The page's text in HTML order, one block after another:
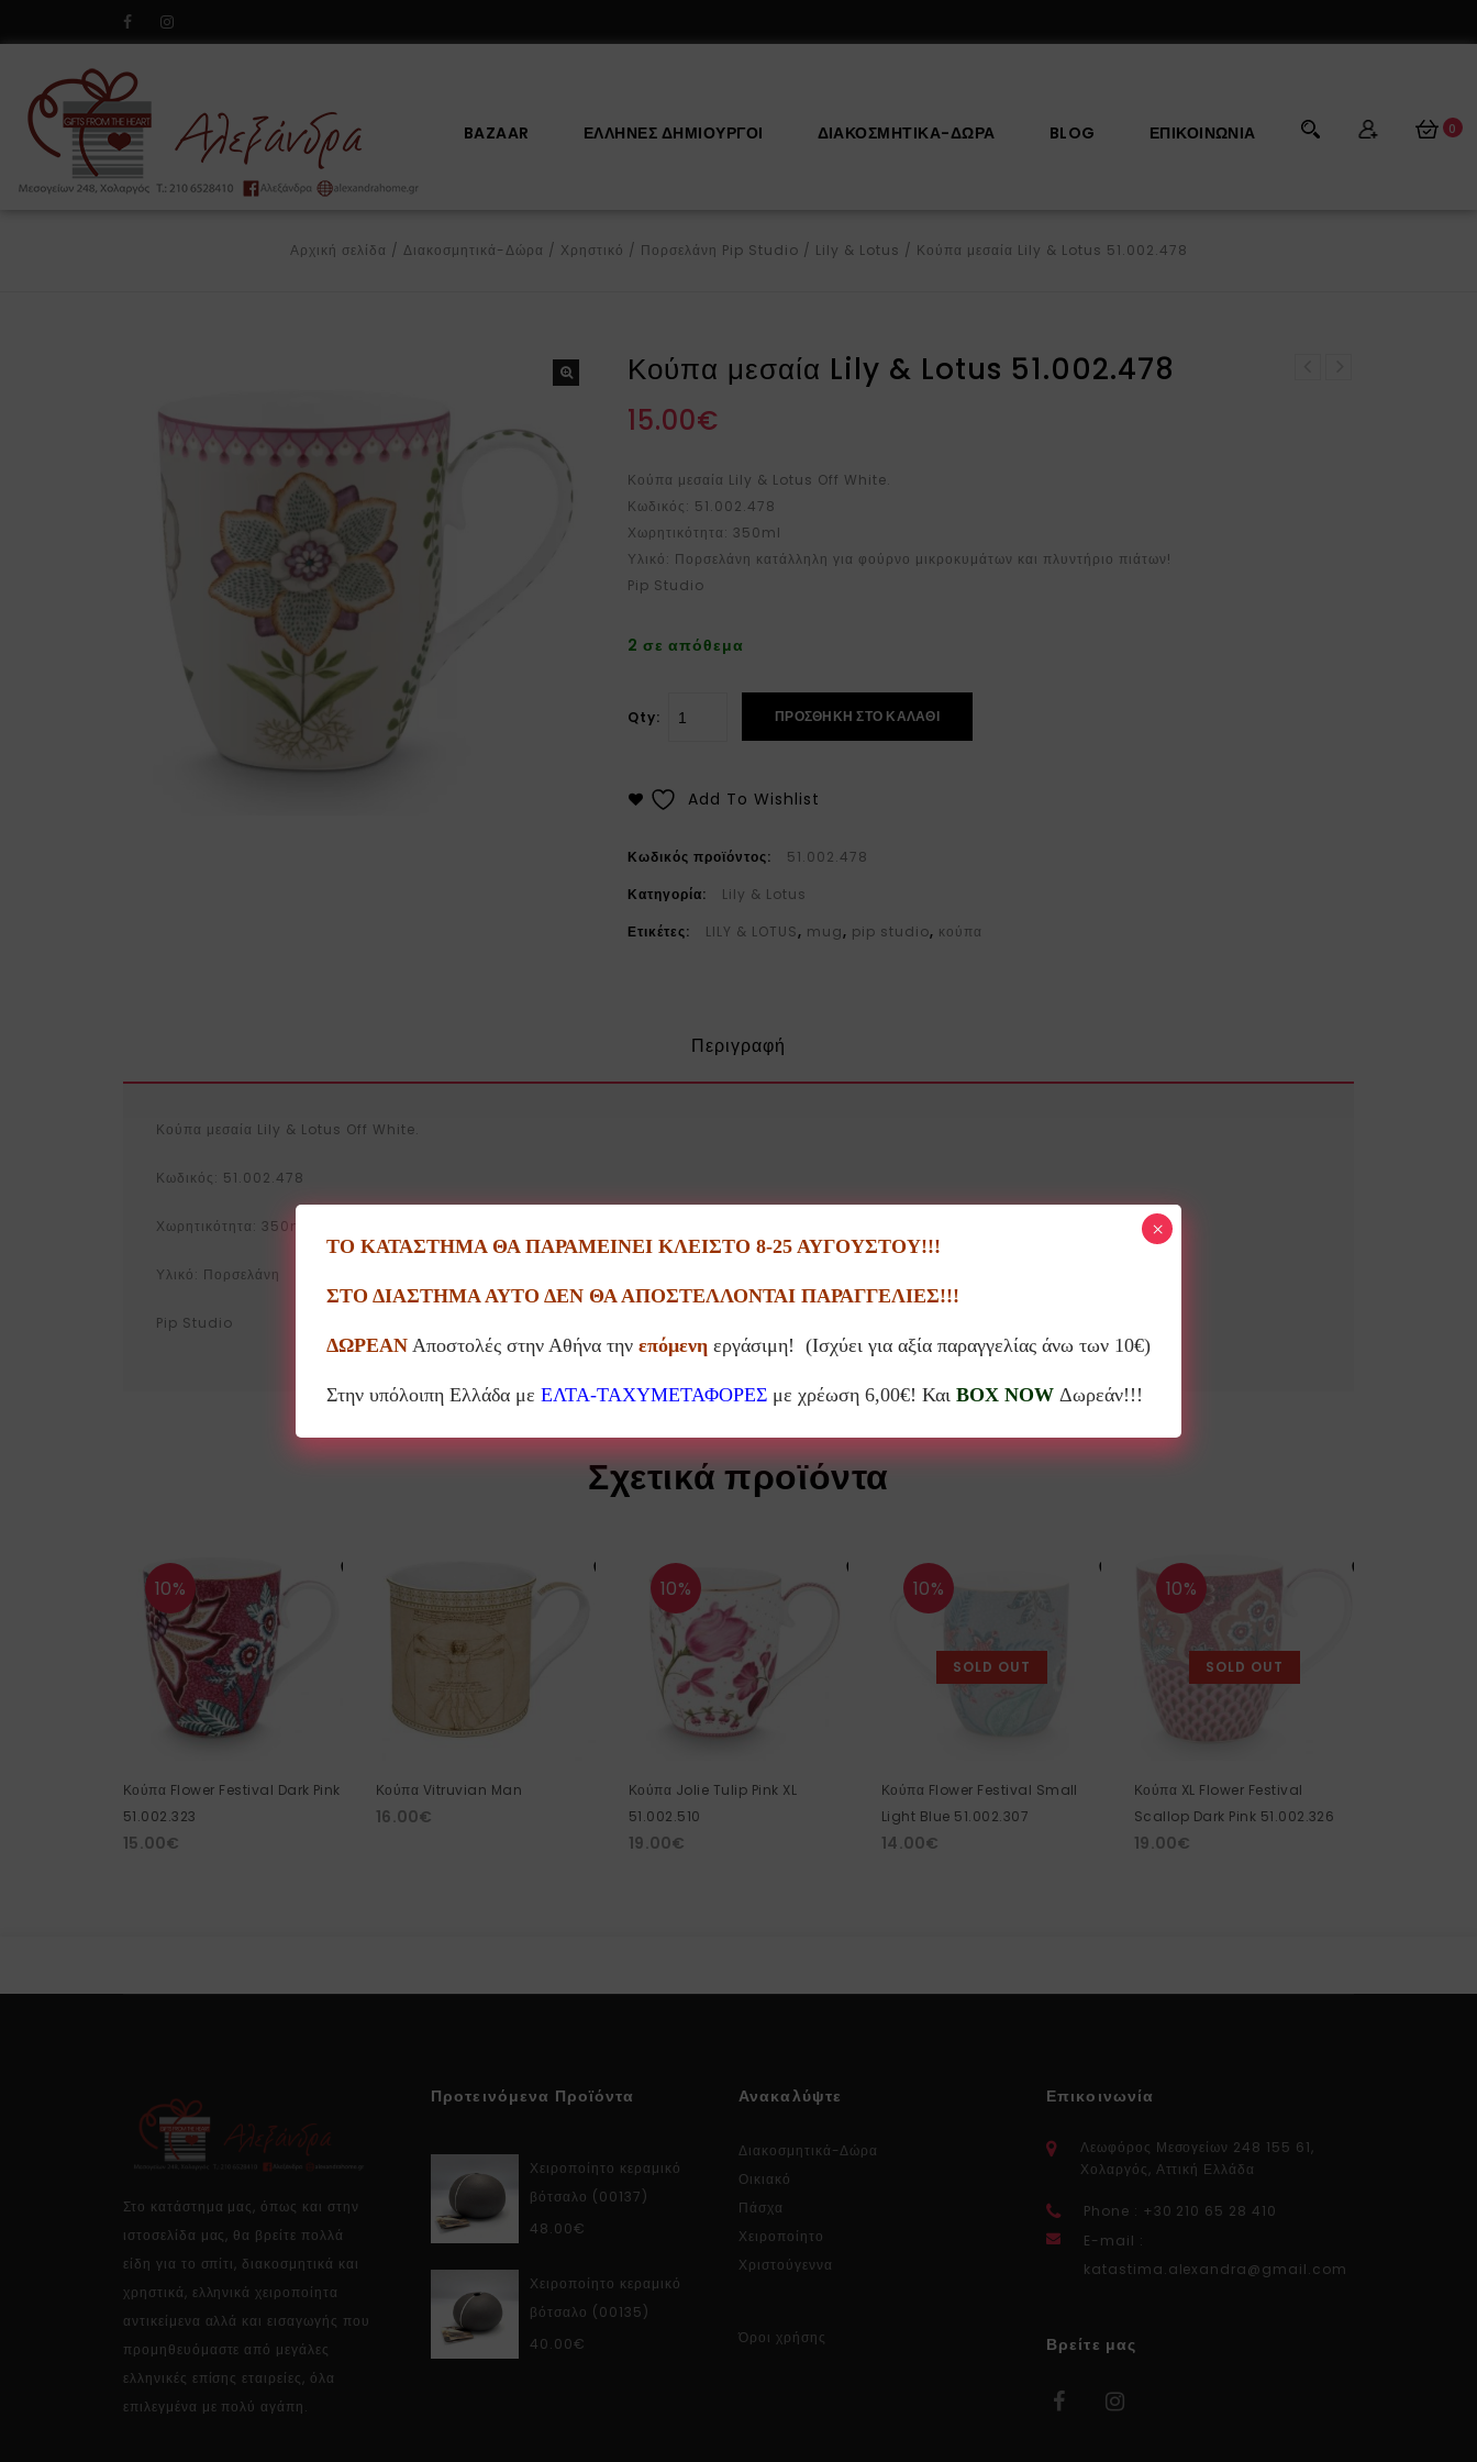
BAZAAR ΕΛΛΗΝΕΣ ΔΗΜΙΟΥΡΓΟΙ ΔΙΑΚΟΣΜΗΤΙΚΆ-ΔΏΡΑ BLOG ΕΠΙΚΟΙΝΩΝΊΑ 0
Αρχική σελίδα / Διακοσμητικά-Δώρα / Χρηστικό / Πορσελάνη Pip Studio / Lily & Lotus / Κούπα μεσαία Lily & Lotus 51.002.478
Κούπα μεσαία Lily & Lotus 51.002.478
15.00€
Κούπα μεσαία Lily & Lotus Off White.
Κωδικός: 51.002.478
Χωρητικότητα: 350ml
Υλικό: Πορσελάνη κατάλληλη για φούρνο μικροκυμάτων και πλυντήριο πιάτων!
Pip Studio
2 σε απόθεμα
Qty: ΠΡΟΣΘΉΚΗ ΣΤΟ ΚΑΛΆΘΙ
Add To Wishlist
Κωδικός προϊόντος:
51.002.478
Κατηγορία:
Lily & Lotus
Ετικέτες:
LILY & LOTUS, mug, pip studio, κούπα
Περιγραφή
Κούπα μεσαία Lily & Lotus Off White.
Κωδικός: 51.002.478
Χωρητικότητα: 350ml
Υλικό: Πορσελάνη
Pip Studio
Σχετικά προϊόντα
10%
Κούπα Flower Festival Dark Pink
51.002.323
15.00€
Κούπα Vitruvian Man
16.00€
10%
Κούπα Jolie Tulip Pink XL
51.002.510
19.00€
10%
SOLD OUT
Κούπα Flower Festival Small
Light Blue 51.002.307
14.00€
10%
SOLD OUT
Κούπα XL Flower Festival
Scallop Dark Pink 51.002.326
19.00€
Στο κατάστημα μας, όπως και στην
ιστοσελίδα μας, θα βρείτε πολλά
είδη για το σπίτι, διακοσμητικά και
χρηστικά, ελληνικά χειροποίητα
αντικείμενα αλλά και εισαγωγής που
προμηθευόμαστε από μεγάλες
ελληνικές επίσης εταιρείες, όλα
επιλεγμένα με πολύ αγάπη.
Προτεινόμενα Προϊόντα
Χειροποίητο κεραμικό
βότσαλο (00137)
48.00€
Χειροποίητο κεραμικό
βότσαλο (00135)
40.00€
Ανακαλύψτε
Διακοσμητικά-Δώρα
Οικιακό
Πάσχα
Χειροποίητο
Χριστούγεννα
Όροι χρήσης
Επικοινωνία
Λεωφόρος Μεσογείων 248 155 61,
Χολαργός, Αττική Ελλάδα
Phone : +30 210 65 28 410
E-mail :
katastima.alexandra@gmail.com
Βρείτε μας
ΤΟ ΚΑΤΑΣΤΗΜΑ ΘΑ ΠΑΡΑΜΕΙΝΕΙ ΚΛΕΙΣΤΟ 8-25 ΑΥΓΟΥΣΤΟΥ!!!
ΣΤΟ ΔΙΑΣΤΗΜΑ ΑΥΤΟ ΔΕΝ ΘΑ ΑΠΟΣΤΕΛΛΟΝΤΑΙ ΠΑΡΑΓΓΕΛΙΕΣ!!!
ΔΩΡΕΑΝΑποστολές στην Αθήνα την επόμενηεργάσιμη! (Ισχύει για αξία παραγγελίας άνω των 10€)
Στην υπόλοιπη Ελλάδα με ΕΛΤΑ-ΤΑΧΥΜΕΤΑΦΟΡΕΣμε χρέωση 6,00€! Και BOX NOWΔωρεάν!!!
×